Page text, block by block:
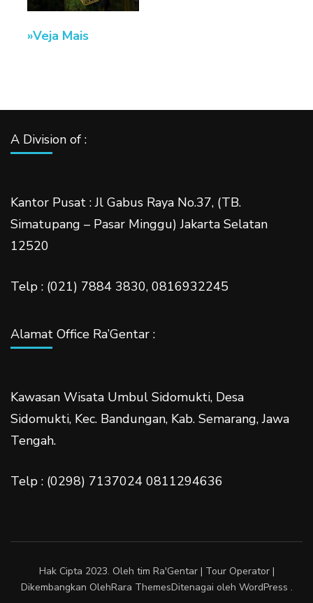
Veja Mais
A Division of :
Kantor Pusat : Jl Gabus Raya No.37, (TB.
Simatupang – Pasar Minggu) Jakarta Selatan
12520
Telp : (021) 7884 3830, 0816932245
Alamat Office Ra’Gentar :
Kawasan Wisata Umbul Sidomukti, Desa
Sidomukti, Kec. Bandungan, Kab. Semarang, Jawa
Tengah.
Telp : (0298) 7137024 0811294636
Hak Cipta 2023. Oleh tim Ra'Gentar | Tour Operator |
Dikembangkan OlehRara ThemesDitenagai oleh WordPress .